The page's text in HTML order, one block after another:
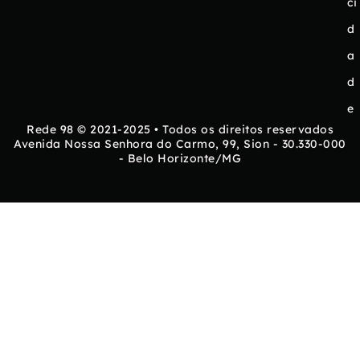
d
a
d
e
Rede 98 © 2021-2025 • Todos os direitos reservados
Avenida Nossa Senhora do Carmo, 99, Sion - 30.330-000
- Belo Horizonte/MG